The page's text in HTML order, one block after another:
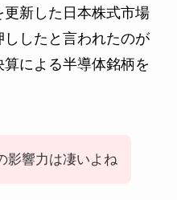
新した日本株式市場
したと言われたのが
による半導体銘柄を
影響力は凄いよね